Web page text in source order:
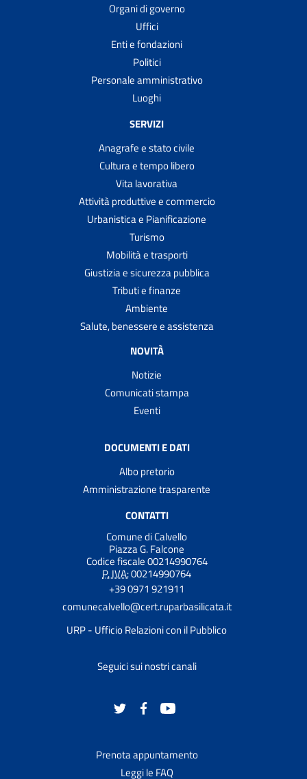
Organi di governo
Uffici
Enti e fondazioni
Politici
Personale amministrativo
Luoghi
SERVIZI
Anagrafe e stato civile
Cultura e tempo libero
Vita lavorativa
Attività produttive e commercio
Urbanistica e Pianificazione
Turismo
Mobilità e trasporti
Giustizia e sicurezza pubblica
Tributi e finanze
Ambiente
Salute, benessere e assistenza
NOVITÀ
Notizie
Comunicati stampa
Eventi
DOCUMENTI E DATI
Albo pretorio
Amministrazione trasparente
CONTATTI
Comune di Calvello
Piazza G. Falcone
Codice fiscale 00214990764
P. IVA:00214990764
+39 0971 921911
comunecalvello@cert.ruparbasilicata.it
URP - Ufficio Relazioni con il Pubblico
Seguici sui nostri canali
Prenota appuntamento
Leggi le FAQ